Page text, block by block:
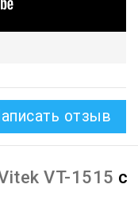
отзыв
VT-1515 с